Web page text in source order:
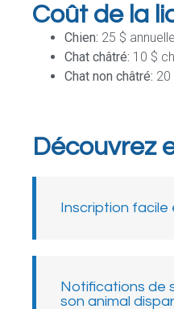
Coût de la
Chien: 25 $
Chat châtré: 10 $
Chat non châtré: 20
Découvrez
Inscription facile
Notifications de
son animal